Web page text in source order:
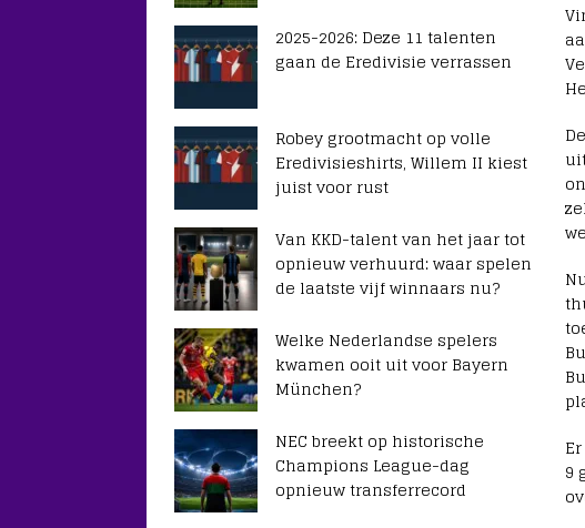
9
2025-2026: Deze 11 talenten
gaan de Eredivisie verrassen
Robey grootmacht op volle
Eredivisieshirts, Willem II kiest
juist voor rust
Van KKD-talent van het jaar tot
opnieuw verhuurd: waar spelen
de laatste vijf winnaars nu?
Welke Nederlandse spelers
kwamen ooit uit voor Bayern
München?
NEC breekt op historische
Champions League-dag
opnieuw transferrecord